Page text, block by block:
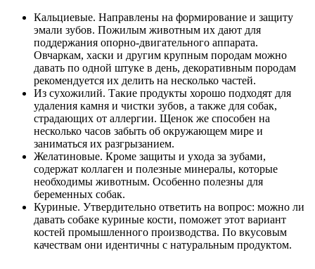
Кальциевые. Направлены на формирование и защиту
эмали зубов. Пожилым животным их дают для
поддержания опорно-двигательного аппарата.
Овчаркам, хаски и другим крупным породам можно
давать по одной штуке в день, декоративным породам
рекомендуется их делить на несколько частей.
Из сухожилий. Такие продукты хорошо подходят для
удаления камня и чистки зубов, а также для собак,
страдающих от аллергии. Щенок же способен на
несколько часов забыть об окружающем мире и
заниматься их разгрызанием.
Желатиновые. Кроме защиты и ухода за зубами,
содержат коллаген и полезные минералы, которые
необходимы животным. Особенно полезны для
беременных собак.
Куриные. Утвердительно ответить на вопрос: можно ли
давать собаке куриные кости, поможет этот вариант
костей промышленного производства. По вкусовым
качествам они идентичны с натуральным продуктом.